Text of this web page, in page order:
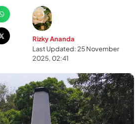
Rizky Ananda
Last Updated: 25 November
2025, 02:41